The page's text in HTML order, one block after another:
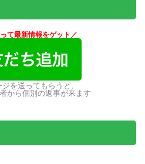
て最新情報をゲット／
を送ってもらうと、
から個別の返事が来ます